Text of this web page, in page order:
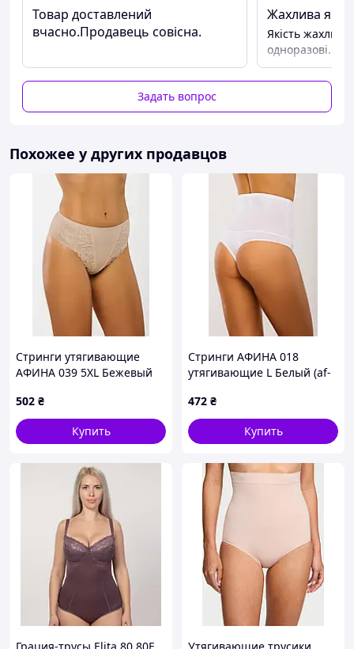
Товар доставлений
вчасно.Продавець совісна.
Жахлива
Якість
одноразові.
Задать вопрос
Похожее у других продавцов
Стринги утягивающие
АФИНА 039 5XL Бежевый
502 ₴
Купить
Стринги АФИНА 018
утягивающие L Белый (af-
472 ₴
Купить